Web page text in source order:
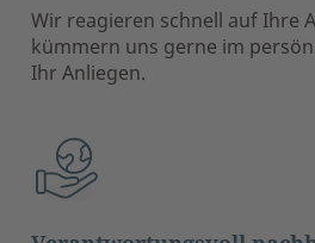
Wir reagieren schnell auf Ihre
kümmern uns gerne im
Ihr Anliegen.